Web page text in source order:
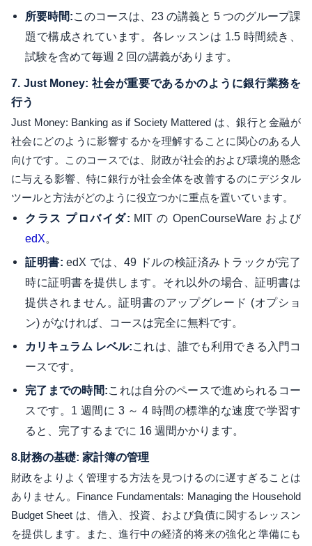
所要時間:このコースは、23 の講義と 5 つのグループ課
題で構成されています。各レッスンは 1.5 時間続き、
試験を含めて毎週 2 回の講義があります。
7. Just Money: 社会が重要であるかのように銀行業務を
行う
Just Money: Banking as if Society Mattered は、銀行と金融が
社会にどのように影響するかを理解することに関心のある人
向けです。このコースでは、財政が社会的および環境的懸念
に与える影響、特に銀行が社会全体を改善するのにデジタル
ツールと方法がどのように役立つかに重点を置いています。
クラス プロバイダ: MIT の OpenCourseWare および
edX。
証明書: edX では、49 ドルの検証済みトラックが完了
時に証明書を提供します。それ以外の場合、証明書は
提供されません。証明書のアップグレード (オプショ
ン) がなければ、コースは完全に無料です。
カリキュラム レベル:これは、誰でも利用できる入門コ
ースです。
完了までの時間:これは自分のペースで進められるコー
スです。1 週間に 3 ～ 4 時間の標準的な速度で学習す
ると、完了するまでに 16 週間かかります。
8.財務の基礎: 家計簿の管理
財政をよりよく管理する方法を見つけるのに遅すぎることは
ありません。Finance Fundamentals: Managing the Household
Budget Sheet は、借入、投資、および負債に関するレッスン
を提供します。また、進行中の経済的将来の強化と準備にも